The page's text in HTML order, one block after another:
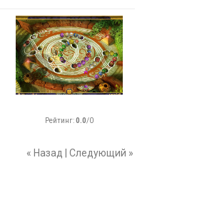
Рейтинг:0.0/0
« Назад Следующий »